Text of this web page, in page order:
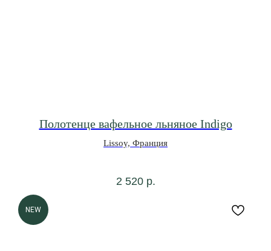
Полотенце вафельное льняное Indigo
Lissoy, Франция
2 520 р.
NEW